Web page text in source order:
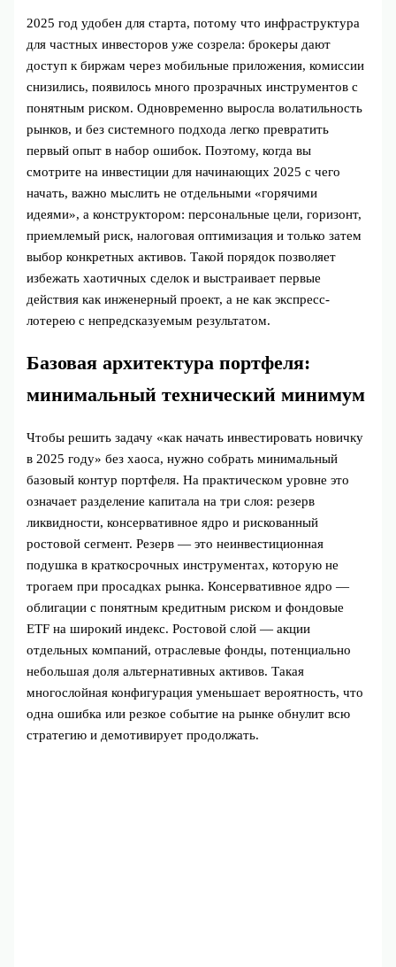
2025 год удобен для старта, потому что инфраструктура
для частных инвесторов уже созрела: брокеры дают
доступ к биржам через мобильные приложения, комиссии
снизились, появилось много прозрачных инструментов с
понятным риском. Одновременно выросла волатильность
рынков, и без системного подхода легко превратить
первый опыт в набор ошибок. Поэтому, когда вы
смотрите на инвестиции для начинающих 2025 с чего
начать, важно мыслить не отдельными «горячими
идеями», а конструктором: персональные цели, горизонт,
приемлемый риск, налоговая оптимизация и только затем
выбор конкретных активов. Такой порядок позволяет
избежать хаотичных сделок и выстраивает первые
действия как инженерный проект, а не как экспресс-
лотерею с непредсказуемым результатом.
Базовая архитектура портфеля:
минимальный технический минимум
Чтобы решить задачу «как начать инвестировать новичку
в 2025 году» без хаоса, нужно собрать минимальный
базовый контур портфеля. На практическом уровне это
означает разделение капитала на три слоя: резерв
ликвидности, консервативное ядро и рискованный
ростовой сегмент. Резерв — это неинвестиционная
подушка в краткосрочных инструментах, которую не
трогаем при просадках рынка. Консервативное ядро —
облигации с понятным кредитным риском и фондовые
ETF на широкий индекс. Ростовой слой — акции
отдельных компаний, отраслевые фонды, потенциально
небольшая доля альтернативных активов. Такая
многослойная конфигурация уменьшает вероятность, что
одна ошибка или резкое событие на рынке обнулит всю
стратегию и демотивирует продолжать.